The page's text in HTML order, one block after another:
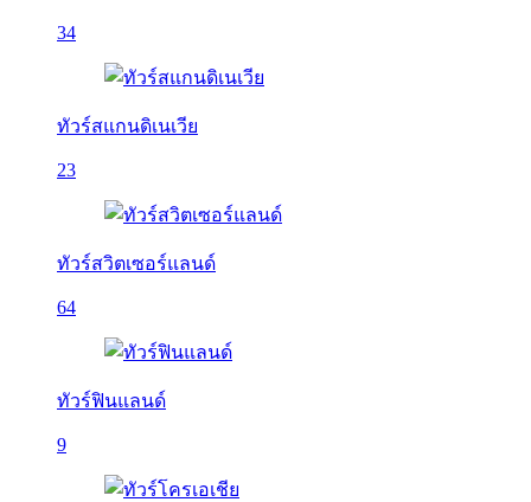
34
ทัวร์สแกนดิเนเวีย
23
ทัวร์สวิตเซอร์แลนด์
64
ทัวร์ฟินแลนด์
9